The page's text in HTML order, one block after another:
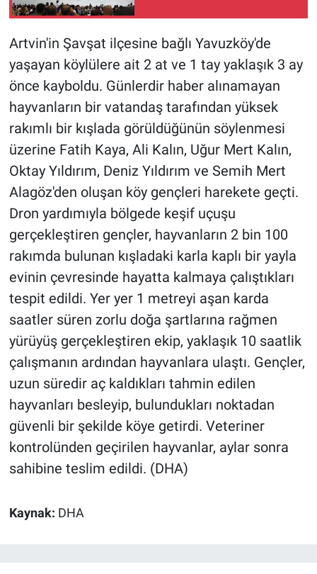
Artvin'in Şavşat ilçesine bağlı Yavuzköy'de
yaşayan köylülere ait 2 at ve 1 tay yaklaşık 3 ay
önce kayboldu. Günlerdir haber alınamayan
hayvanların bir vatandaş tarafından yüksek
rakımlı bir kışlada görüldüğünün söylenmesi
üzerine Fatih Kaya, Ali Kalın, Uğur Mert Kalın,
Oktay Yıldırım, Deniz Yıldırım ve Semih Mert
Alagöz'den oluşan köy gençleri harekete geçti.
Dron yardımıyla bölgede keşif uçuşu
gerçekleştiren gençler, hayvanların 2 bin 100
rakımda bulunan kışladaki karla kaplı bir yayla
evinin çevresinde hayatta kalmaya çalıştıkları
tespit edildi. Yer yer 1 metreyi aşan karda
saatler süren zorlu doğa şartlarına rağmen
yürüyüş gerçekleştiren ekip, yaklaşık 10 saatlik
çalışmanın ardından hayvanlara ulaştı. Gençler,
uzun süredir aç kaldıkları tahmin edilen
hayvanları besleyip, bulundukları noktadan
güvenli bir şekilde köye getirdi. Veteriner
kontrolünden geçirilen hayvanlar, aylar sonra
sahibine teslim edildi. (DHA)
Kaynak: DHA